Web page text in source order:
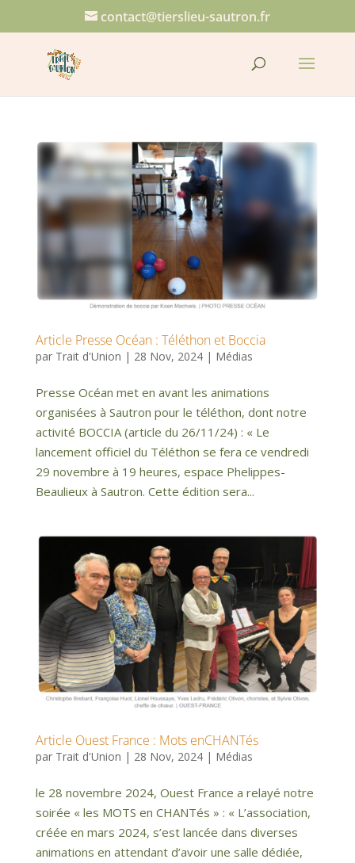
contact@tierslieu-sautron.fr
Article Presse Océan : Téléthon et Boccia
par Trait d'Union | 28 Nov, 2024| Médias
Presse Océan met en avant les animations
organisées à Sautron pour le téléthon, dont notre
activité BOCCIA (article du 26/11/24) : « Le
lancement officiel du Téléthon se fera ce vendredi
29 novembre à 19 heures, espace Phelippes-
Beaulieux à Sautron. Cette édition sera...
Article Ouest France : Mots enCHANTés
par Trait d'Union | 28 Nov, 2024| Médias
le 28 novembre 2024, Ouest France a relayé notre
soirée « les MOTS en CHANTés » : « L’association,
créée en mars 2024, s’est lancée dans diverses
animations en attendant d’avoir une salle dédiée,